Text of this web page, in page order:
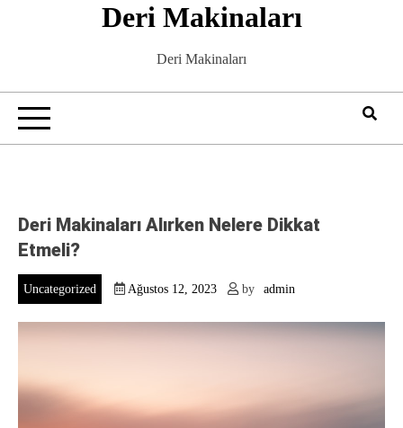
Deri Makinaları
Deri Makinaları
Deri Makinaları Alırken Nelere Dikkat
Etmeli?
Uncategorized Ağustos 12, 2023 by admin